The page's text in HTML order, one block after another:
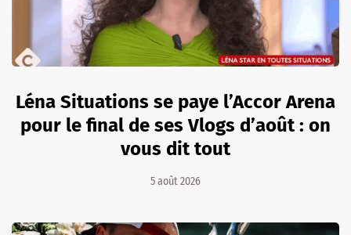
Léna Situations se paye l’Accor Arena
pour le final de ses Vlogs d’août : on
vous dit tout
5 août 2026